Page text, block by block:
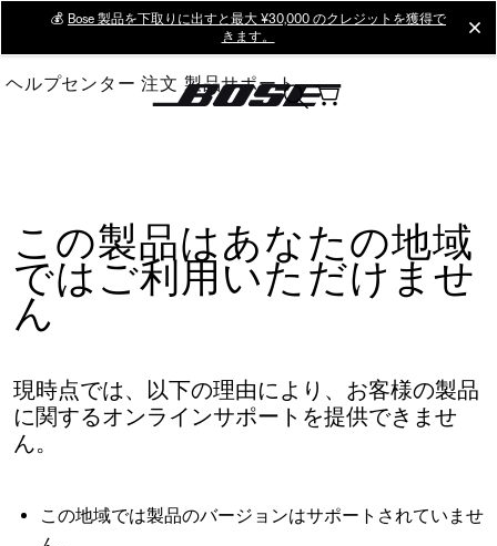
Main
💰 Bose 製品を下取りに出すと最大 ¥30,000 のクレジットを獲得で
きます。
ヘルプセンター 注文 製品サポート
この製品はあなたの地域
ではご利用いただけませ
ん
現時点では、以下の理由により、お客様の製品
に関するオンラインサポートを提供できませ
ん。
この地域では製品のバージョンはサポートされていませ